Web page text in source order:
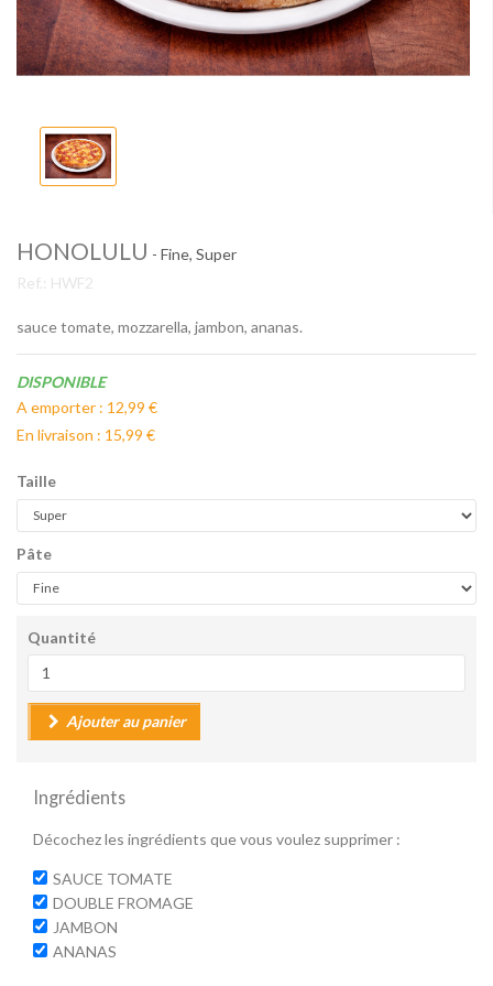
HONOLULU - Fine, Super
Ref.: HWF2
sauce tomate, mozzarella, jambon, ananas.
Disponibilité:
DISPONIBLE
A emporter : 12,99 €
En livraison : 15,99 €
Taille
Pâte
Quantité
Ajouter au panier
Ingrédients
Décochez les ingrédients que vous voulez supprimer :
SAUCE TOMATE
DOUBLE FROMAGE
JAMBON
ANANAS